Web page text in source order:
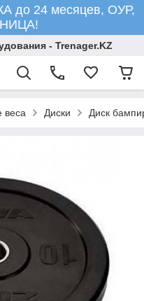
до 24 месяцев, ОУР,
- Trenager.KZ
веса Диски Диск